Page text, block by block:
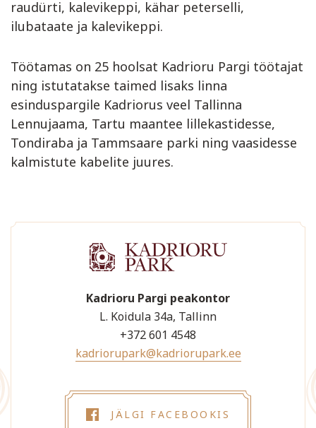
raudürti, kalevikeppi, kähar peterselli,
ilubataate ja kalevikeppi.
Töötamas on 25 hoolsat Kadrioru Pargi töötajat
ning istutatakse taimed lisaks linna
esinduspargile Kadriorus veel Tallinna
Lennujaama, Tartu maantee lillekastidesse,
Tondiraba ja Tammsaare parki ning vaasidesse
kalmistute kabelite juures.
Kadrioru Pargi peakontor
L. Koidula 34a, Tallinn
+372 601 4548
kadriorupark@kadriorupark.ee
JÄLGI FACEBOOKIS